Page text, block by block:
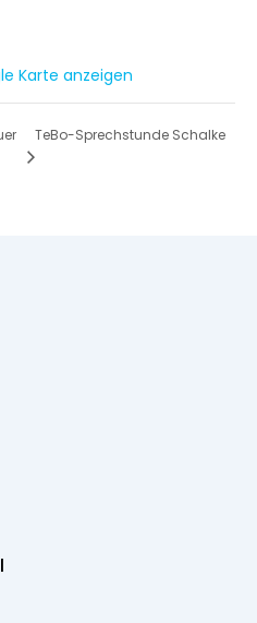
Karte anzeigen
TeBo-Sprechstunde Schalke